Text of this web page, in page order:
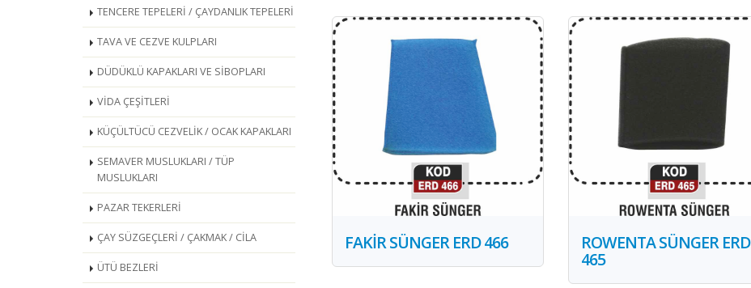
TENCERE TEPELERİ / ÇAYDANLIK TEPELERİ
TAVA VE CEZVE KULPLARI
DÜDÜKLÜ KAPAKLARI VE SİBOPLARI
VİDA ÇEŞİTLERİ
KÜÇÜLTÜCÜ CEZVELİK / OCAK KAPAKLARI
SEMAVER MUSLUKLARI / TÜP
MUSLUKLARI
PAZAR TEKERLERİ
ÇAY SÜZGEÇLERİ / ÇAKMAK / CİLA
ÜTÜ BEZLERİ
FAKİR SÜNGER ERD 466 ROWENTA SÜNGER ERD
465